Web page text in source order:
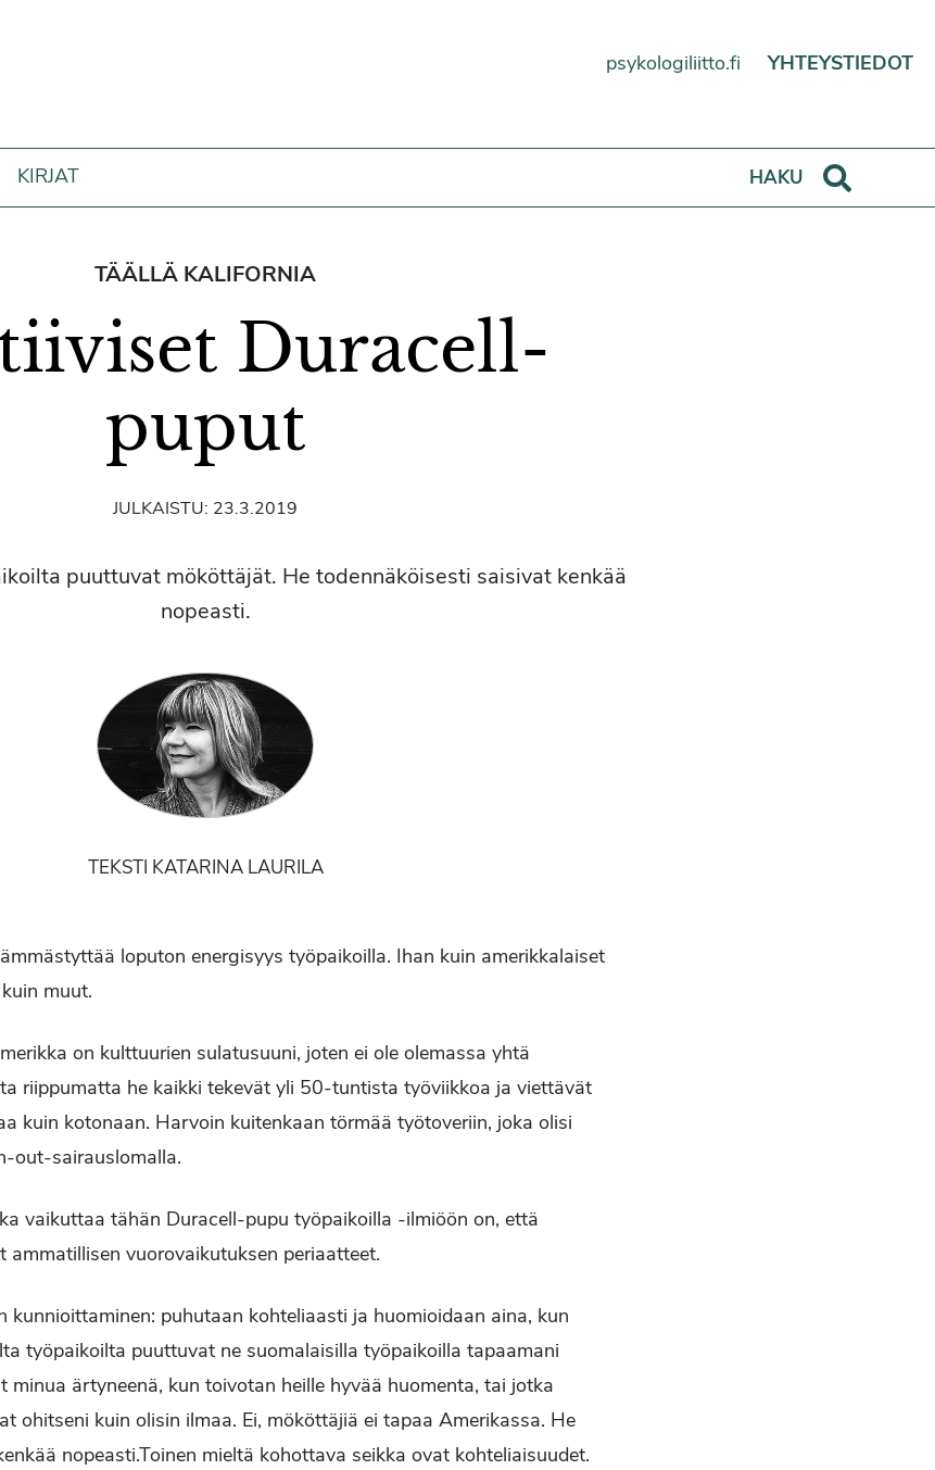
psykologiliitto.fi
YHTEYSTIEDOT
KIRJAT
HAKU
TÄÄLLÄ KALIFORNIA
Duracell-
puput
JULKAISTU: 23.3.2019
puuttuvat mököttäjät. He todennäköisesti saisivat kenkää
nopeasti.
TEKSTI KATARINA LAURILA
loputon energisyys työpaikoilla. Ihan kuin amerikkalaiset
muut.
on kulttuurien sulatusuuni, joten ei ole olemassa yhtä
riippumatta he kaikki tekevät yli 50-tuntista työviikkoa ja viettävät
kuin kotonaan. Harvoin kuitenkaan törmää työtoveriin, joka olisi
out-sairauslomalla.
vaikuttaa tähän Duracell-pupu työpaikoilla -ilmiöön on, että
ammatillisen vuorovaikutuksen periaatteet.
kunnioittaminen: puhutaan kohteliaasti ja huomioidaan aina, kun
työpaikoilta puuttuvat ne suomalaisilla työpaikoilla tapaamani
ärtyneenä, kun toivotan heille hyvää huomenta, tai jotka
ohitseni kuin olisin ilmaa. Ei, mököttäjiä ei tapaa Amerikassa. He
nopeasti.Toinen mieltä kohottava seikka ovat kohteliaisuudet.